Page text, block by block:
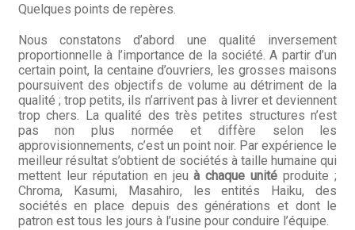
Mentions légales
Mon Compte
Partenaires
Plan du site
Politique de confidentialité
Politique en matière de remboursements et de retours
Quelques points de repères.
Nous constatons d’abord une qualité inversement
proportionnelle à l’importance de la société. A partir d’un
certain point, la centaine d’ouvriers, les grosses maisons
poursuivent des objectifs de volume au détriment de la
qualité ; trop petits, ils n’arrivent pas à livrer et deviennent
trop chers. La qualité des très petites structures n’est
pas non plus normée et diffère selon les
approvisionnements, c’est un point noir. Par expérience le
meilleur résultat s’obtient de sociétés à taille humaine qui
mettent leur réputation en jeuà chaque unité produite ;
Chroma, Kasumi, Masahiro, les entités Haiku, des
sociétés en place depuis des générations et dont le
patron est tous les jours à l’usine pour conduire l’équipe.